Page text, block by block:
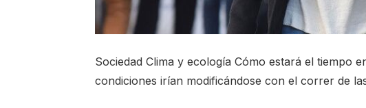
Sociedad Clima y ecología Cómo estará el tiempo
condiciones irían modificándose con el correr de